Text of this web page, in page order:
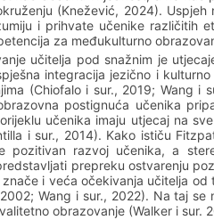
(Knežević, 2024).
i prihvate učenike različitih
za međukulturno
učitelja pod snažnim je
integracija jezično i
(Chiofalo i sur., 2019; Wang
postignuća učenika
učenika imaju utjecaj na
i sur., 2014). Kako ističu
pozitivan razvoj učenika, a
prepreku ostvarenju
i veća očekivanja učitelja
Wang i sur., 2022). Na taj
obrazovanje (Walker i sur.